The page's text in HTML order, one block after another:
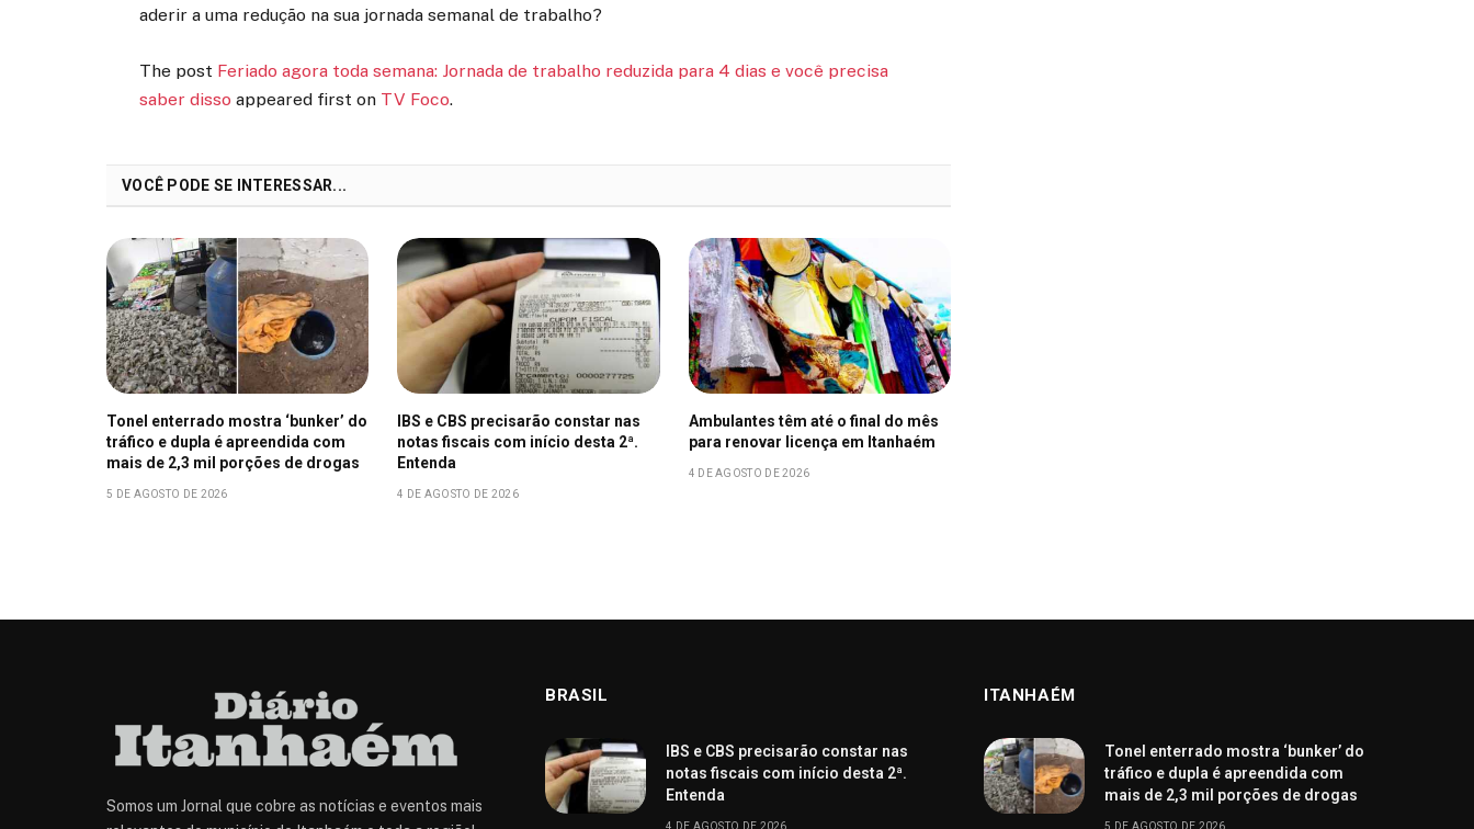
aderir a uma redução na sua jornada semanal de trabalho?
The post Feriado agora toda semana: Jornada de trabalho reduzida para 4 dias e você precisa
saber disso appeared first on TV Foco.
VOCÊ PODE SE INTERESSAR...
Tonel enterrado mostra ‘bunker’ do
tráfico e dupla é apreendida com
mais de 2,3 mil porções de drogas
5 DE AGOSTO DE 2026
IBS e CBS precisarão constar nas
notas fiscais com início desta 2ª.
Entenda
4 DE AGOSTO DE 2026
Ambulantes têm até o final do mês
para renovar licença em Itanhaém
4 DE AGOSTO DE 2026
Somos um Jornal que cobre as notícias e eventos mais
BRASIL
IBS e CBS precisarão constar nas
notas fiscais com início desta 2ª.
Entenda
4 DE AGOSTO DE 2026
ITANHAÉM
Tonel enterrado mostra ‘bunker’ do
tráfico e dupla é apreendida com
mais de 2,3 mil porções de drogas
5 DE AGOSTO DE 2026